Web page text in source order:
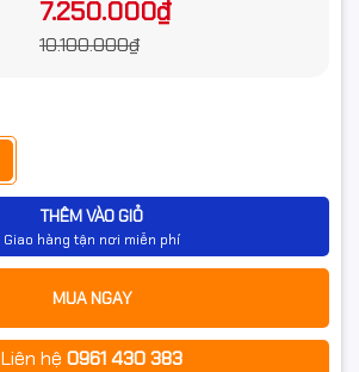
7.250.000₫
10.100.000₫
THÊM VÀO GIỎ
Giao hàng tận nơi miễn phí
MUA NGAY
Liên hệ 0961 430 383